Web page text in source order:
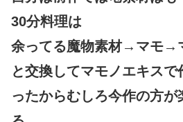
30分料理は
余ってる魔物素材→マモ→
と交換してマモノエキス
ったからむしろ今作の方が